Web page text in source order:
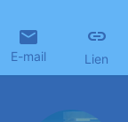
E-mail Lien